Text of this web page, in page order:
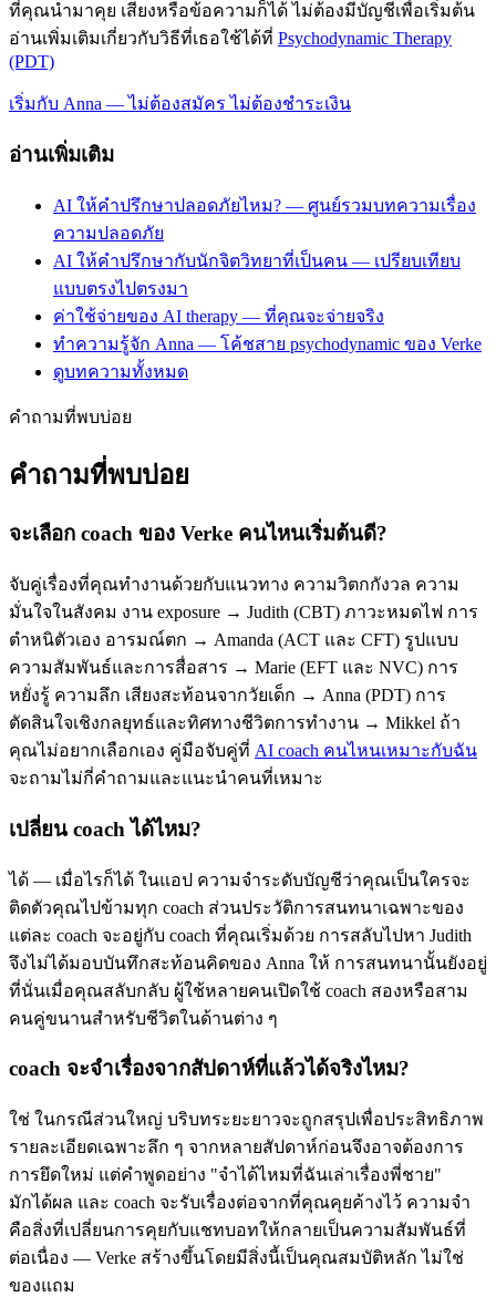
ที่คุณนำมาคุย เสียงหรือข้อความก็ได้ ไม่ต้องมีบัญชีเพื่อเริ่มต้น
อ่านเพิ่มเติมเกี่ยวกับวิธีที่เธอใช้ได้ที่ Psychodynamic Therapy
(PDT)
เริ่มกับ Anna — ไม่ต้องสมัคร ไม่ต้องชำระเงิน
อ่านเพิ่มเติม
AI ให้คำปรึกษาปลอดภัยไหม? — ศูนย์รวมบทความเรื่อง
ความปลอดภัย
AI ให้คำปรึกษากับนักจิตวิทยาที่เป็นคน — เปรียบเทียบ
แบบตรงไปตรงมา
ค่าใช้จ่ายของ AI therapy — ที่คุณจะจ่ายจริง
ทำความรู้จัก Anna — โค้ชสาย psychodynamic ของ Verke
ดูบทความทั้งหมด
คำถามที่พบบ่อย
คำถามที่พบบ่อย
จะเลือก coach ของ Verke คนไหนเริ่มต้นดี?
จับคู่เรื่องที่คุณทำงานด้วยกับแนวทาง ความวิตกกังวล ความ
มั่นใจในสังคม งาน exposure → Judith (CBT) ภาวะหมดไฟ การ
ตำหนิตัวเอง อารมณ์ตก → Amanda (ACT และ CFT) รูปแบบ
ความสัมพันธ์และการสื่อสาร → Marie (EFT และ NVC) การ
หยั่งรู้ ความลึก เสียงสะท้อนจากวัยเด็ก → Anna (PDT) การ
ตัดสินใจเชิงกลยุทธ์และทิศทางชีวิตการทำงาน → Mikkel ถ้า
คุณไม่อยากเลือกเอง คู่มือจับคู่ที่ AI coach คนไหนเหมาะกับฉัน
จะถามไม่กี่คำถามและแนะนำคนที่เหมาะ
เปลี่ยน coach ได้ไหม?
ได้ — เมื่อไรก็ได้ ในแอป ความจำระดับบัญชีว่าคุณเป็นใครจะ
ติดตัวคุณไปข้ามทุก coach ส่วนประวัติการสนทนาเฉพาะของ
แต่ละ coach จะอยู่กับ coach ที่คุณเริ่มด้วย การสลับไปหา Judith
จึงไม่ได้มอบบันทึกสะท้อนคิดของ Anna ให้ การสนทนานั้นยังอยู่
ที่นั่นเมื่อคุณสลับกลับ ผู้ใช้หลายคนเปิดใช้ coach สองหรือสาม
คนคู่ขนานสำหรับชีวิตในด้านต่าง ๆ
coach จะจำเรื่องจากสัปดาห์ที่แล้วได้จริงไหม?
ใช่ ในกรณีส่วนใหญ่ บริบทระยะยาวจะถูกสรุปเพื่อประสิทธิภาพ
รายละเอียดเฉพาะลึก ๆ จากหลายสัปดาห์ก่อนจึงอาจต้องการ
การยึดใหม่ แต่คำพูดอย่าง "จำได้ไหมที่ฉันเล่าเรื่องพี่ชาย"
มักได้ผล และ coach จะรับเรื่องต่อจากที่คุณคุยค้างไว้ ความจำ
คือสิ่งที่เปลี่ยนการคุยกับแชทบอทให้กลายเป็นความสัมพันธ์ที่
ต่อเนื่อง — Verke สร้างขึ้นโดยมีสิ่งนี้เป็นคุณสมบัติหลัก ไม่ใช่
ของแถม